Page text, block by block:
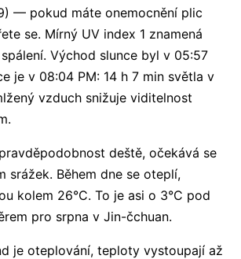
— pokud máte onemocnění plic
se. Mírný UV index 1 znamená
Východ slunce byl v 05:57
je v 08:04 PM: 14 h 7 min světla v
vzduch snižuje viditelnost
deště, očekává se
srážek. Během dne se oteplí,
kolem 26°C. To je asi o 3°C pod
pro srpna v Jin-čchuan.
je oteplování, teploty vystoupají až